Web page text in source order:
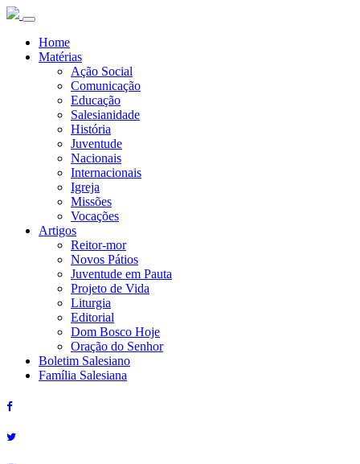
Home
Matérias
Ação Social
Comunicação
Educação
Salesianidade
História
Juventude
Nacionais
Internacionais
Igreja
Missões
Vocações
Artigos
Reitor-mor
Novos Pátios
Juventude em Pauta
Projeto de Vida
Liturgia
Editorial
Dom Bosco Hoje
Oração do Senhor
Boletim Salesiano
Família Salesiana